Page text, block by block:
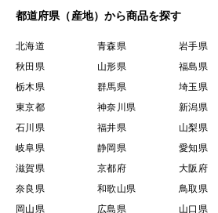
都道府県（産地）から商品を探す
北海道 青森県 岩手県
秋田県
山形県 福島県
栃木県
群馬県 埼玉県
東京都
神奈川県 新潟県
石川県
福井県 山梨県
岐阜県
静岡県 愛知県
滋賀県
京都府 大阪府
奈良県
和歌山県 鳥取県
岡山県
広島県 山口県